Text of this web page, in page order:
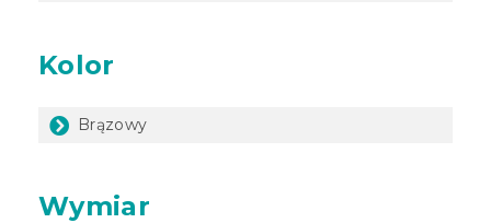
Kolor
Brązowy
Wymiar